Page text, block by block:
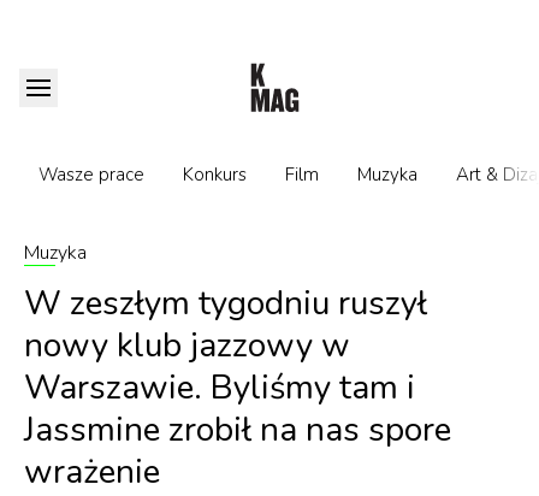
Wasze prace Konkurs Film Muzyka Art &
Muzyka
W zeszłym tygodniu ruszył
nowy klub jazzowy w
Warszawie. Byliśmy tam i
Jassmine zrobił na nas spore
wrażenie